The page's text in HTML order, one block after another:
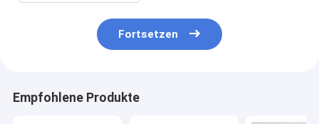
Fortsetzen
Empfohlene Produkte